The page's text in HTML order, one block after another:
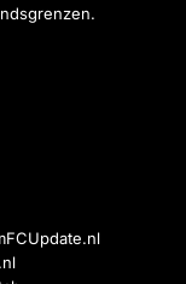
FCUpdate.nl